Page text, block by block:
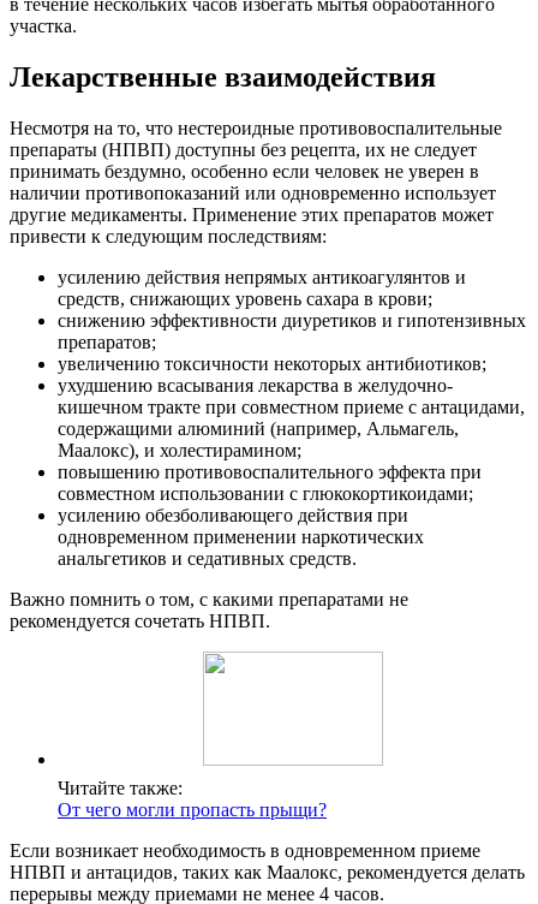
в течение нескольких часов избегать мытья обработанного
участка.
Лекарственные взаимодействия
Несмотря на то, что нестероидные противовоспалительные
препараты (НПВП) доступны без рецепта, их не следует
принимать бездумно, особенно если человек не уверен в
наличии противопоказаний или одновременно использует
другие медикаменты. Применение этих препаратов может
привести к следующим последствиям:
усилению действия непрямых антикоагулянтов и
средств, снижающих уровень сахара в крови;
снижению эффективности диуретиков и гипотензивных
препаратов;
увеличению токсичности некоторых антибиотиков;
ухудшению всасывания лекарства в желудочно-
кишечном тракте при совместном приеме с антацидами,
содержащими алюминий (например, Альмагель,
Маалокс), и холестирамином;
повышению противовоспалительного эффекта при
совместном использовании с глюкокортикоидами;
усилению обезболивающего действия при
одновременном применении наркотических
анальгетиков и седативных средств.
Важно помнить о том, с какими препаратами не
рекомендуется сочетать НПВП.
Читайте также:
От чего могли пропасть прыщи?
Если возникает необходимость в одновременном приеме
НПВП и антацидов, таких как Маалокс, рекомендуется делать
перерывы между приемами не менее 4 часов.